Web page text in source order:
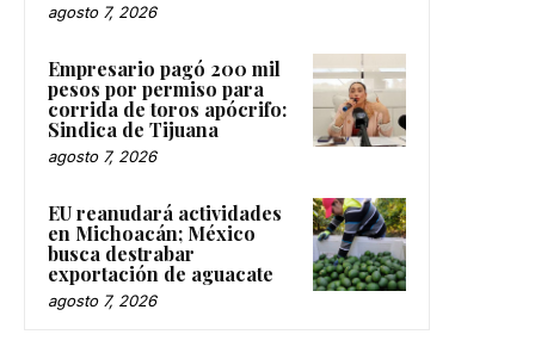
agosto 7, 2026
Empresario pagó 200 mil
pesos por permiso para
corrida de toros apócrifo:
Sindica de Tijuana
agosto 7, 2026
EU reanudará actividades
en Michoacán; México
busca destrabar
exportación de aguacate
agosto 7, 2026